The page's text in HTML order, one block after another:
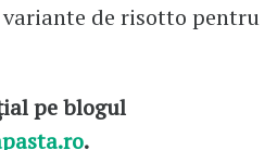
variante de risotto pentru
pe blogul
.